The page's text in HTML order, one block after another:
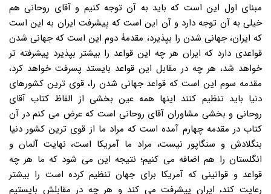
مبنای اول این است که باید به آن توجه کنیم و آقای روحانی هم
خیلی به آن توجه دارد و آن این است که پیشرفت ایران به این است
که ایران، جهانی شدن را بپذیرد، مقدمۀ دوم این است که جهانی شدن
قواعدی دارد که ایران هر چه این قواعد را بیشتر بپذیرد پیشرفته تر
خواهد شد، هر چه در مقابل این قواعد بایستد پسرفت خواهد کرد،
مقدمه سوم این است که قواعد جهانی شدن را، قوی ترین کشورهای
دنیا باید تنظیم کنند اینها همه عین بخشی از الفاظ کتاب آقای
روحانی و بخشی مشاوران آقای روحانی است که عرض می کنم در آن
کتاب در مقدمه چهارم آمده است که مراد ما از قوی ترین کشور دنیا
بنگلادش و سنگاپور نیست، مراد ما آمریکا است، نهایت آلمان و
انگلستان را هم اضافه می کنیم؛ نتیجه این می شود که ما هر چه
قواعد و قوانینی که آمریکا برای جهان تنظیم کرده است را بیشتر
رعایت کند، ایران پیشرفت می کند و هر چه در مقابلش بایستیم